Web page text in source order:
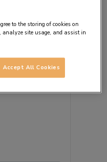
to the storing of cookies on
analyze site usage, and assist in
Accept All Cookies